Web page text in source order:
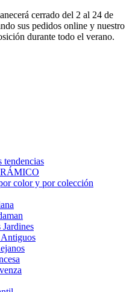
cerrado del 2 al 24 de
sus pedidos online y nuestro
durante todo el verano.
tendencias
color y por colección